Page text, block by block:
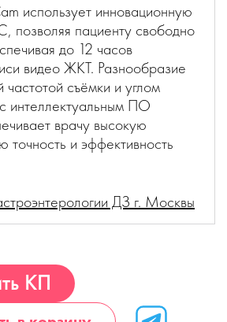
использует инновационную
позволяя пациенту свободно
до 12 часов
видео ЖКТ. Разнообразие
частотой съёмки и углом
интеллектуальным ПО
врачу высокую
точность и эффективность
ДЗ г. Москвы
КП